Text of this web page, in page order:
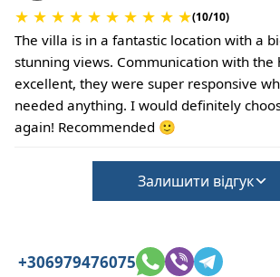
★ ★ ★ ★ ★ ★ ★ ★ ★ ★(10/10)
The villa is in a fantastic location with a
stunning views. Communication with the
excellent, they were super responsive
needed anything. I would definitely
again! Recommended 🙂
Залишити відгук
+306979476075